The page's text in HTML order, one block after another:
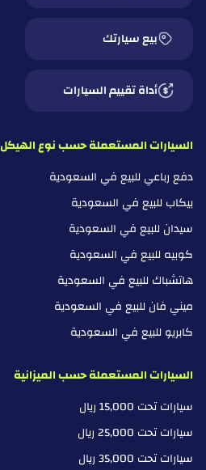
بيع سيارتك
أداة تقييم السيارات
السيارات المستعملة حسب نوع الهيكل
دفع رباعي للبيع في السعودية
بيكاب للبيع في السعودية
سيدان للبيع في السعودية
كوبيه للبيع في السعودية
هاتشباك للبيع في السعودية
ميني فان للبيع في السعودية
كابريو للبيع في السعودية
السيارات المستعملة حسب الميزانية
سيارات تحت 15,000 ريال
سيارات تحت 25,000 ريال
سيارات تحت 35,000 ريال